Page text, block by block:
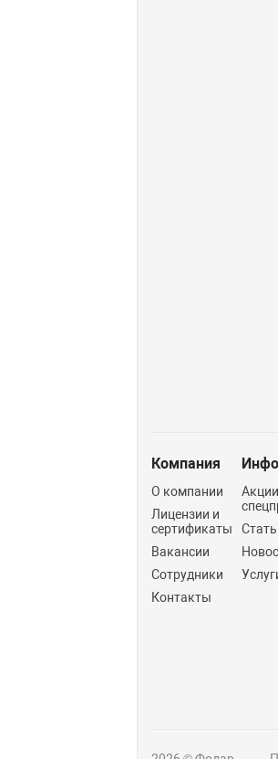
Компания
О компании
Лицензии и
сертификаты
Вакансии
Сотрудники
Контакты